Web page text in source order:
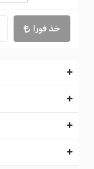
خذ فورا